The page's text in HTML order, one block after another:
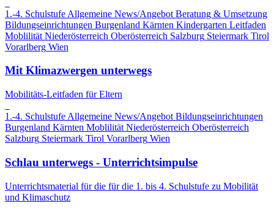
1.-4. Schulstufe Allgemeine News/Angebot Beratung & Umsetzung
Bildungseinrichtungen Burgenland Kärnten Kindergarten Leitfaden
Moblilität Niederösterreich Oberösterreich Salzburg Steiermark Tirol
Vorarlberg Wien
Mit Klimazwergen unterwegs
Mobilitäts-Leitfaden für Eltern
1.-4. Schulstufe Allgemeine News/Angebot Bildungseinrichtungen
Burgenland Kärnten Moblilität Niederösterreich Oberösterreich
Salzburg Steiermark Tirol Vorarlberg Wien
Schlau unterwegs - Unterrichtsimpulse
Unterrichtsmaterial für die für die 1. bis 4. Schulstufe zu Mobilität
und Klimaschutz